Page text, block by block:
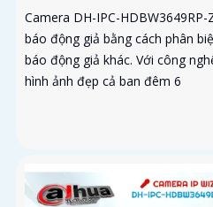
Camera DH-IPC-
báo động giả bằng cách phân
báo động giả khác. Với công
hình ảnh đẹp cả ban đêm 6